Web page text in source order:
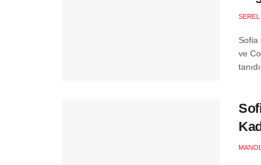
Sofia
ve